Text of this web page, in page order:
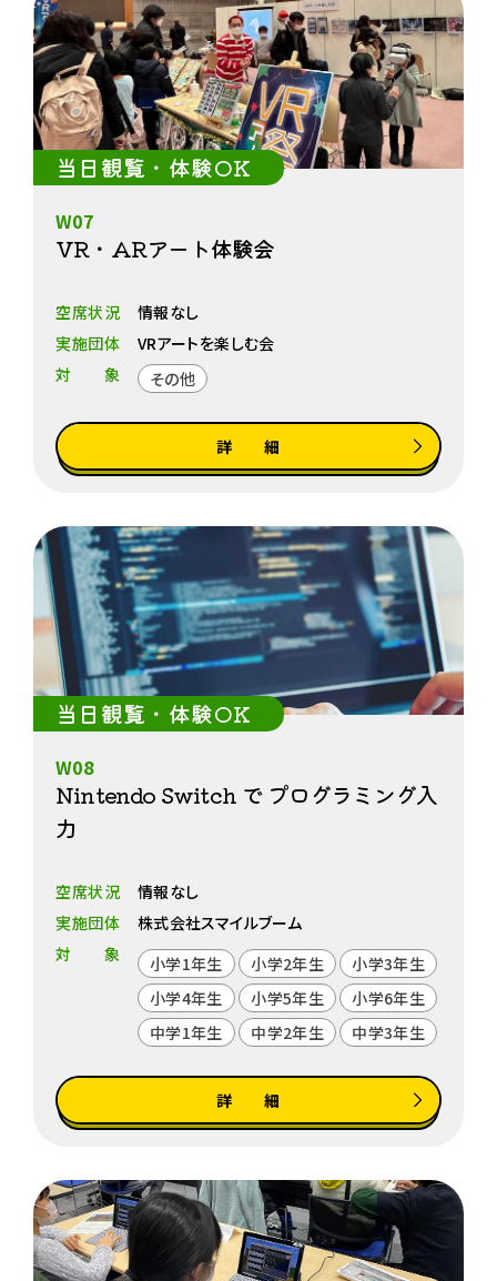
当日観覧・体験OK
W07
VR・ARアート体験会
空席状況
情報なし
実施団体
VRアートを楽しむ会
対象
その他
詳 細
当日観覧・体験OK
W08
Nintendo Switch で プログラミング入
力
空席状況
情報なし
実施団体
株式会社スマイルブーム
対象
小学1年生 小学2年生
小学3年生
小学4年生
小学5年生
小学6年生
中学1年生
中学2年生 中学3年生
詳 細